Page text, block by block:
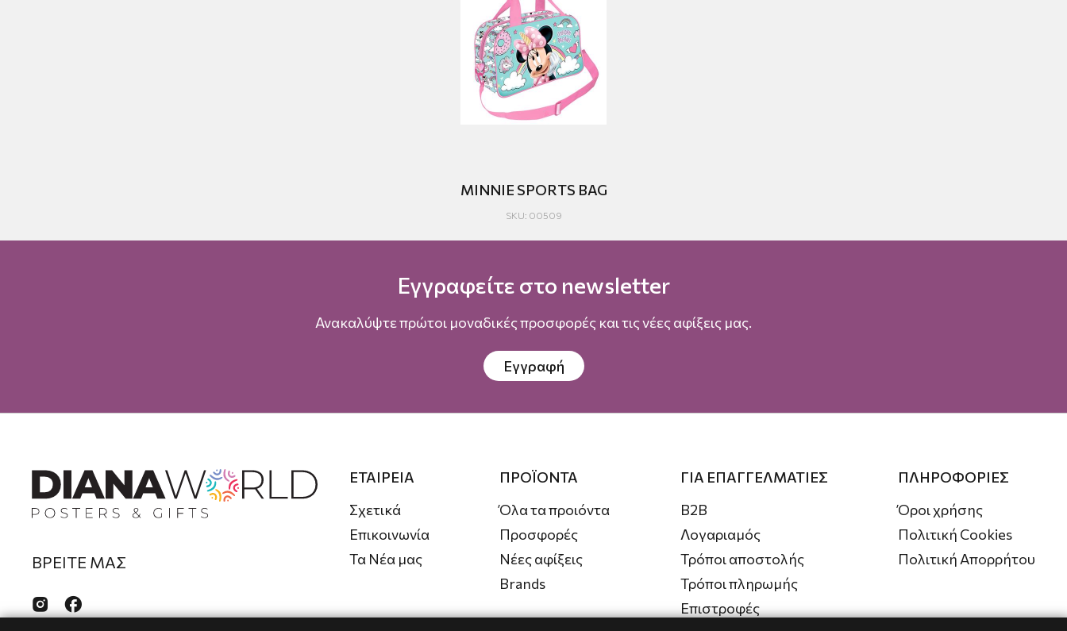
MINNIE SPORTS BAG
SKU: 00509
Εγγραφείτε στο newsletter
Ανακαλύψτε πρώτοι μοναδικές προσφορές και τις νέες αφίξεις μας.
Εγγραφή
ΒΡΕΙΤΕ ΜΑΣ
 
ΕΤΑΙΡΕΙΑ
Σχετικά
Επικοινωνία
Τα Νέα μας
ΠΡΟΪΟΝΤΑ
Όλα τα προιόντα
Προσφορές
Νέες αφίξεις
Brands
ΓΙΑ ΕΠΑΓΓΕΛΜΑΤΙΕΣ
B2B
Λογαριαμός
Τρόποι αποστολής
Τρόποι πληρωμής
Επιστροφές
ΠΛΗΡΟΦΟΡΙΕΣ
Όροι χρήσης
Πολιτική Cookies
Πολιτική Απορρήτου